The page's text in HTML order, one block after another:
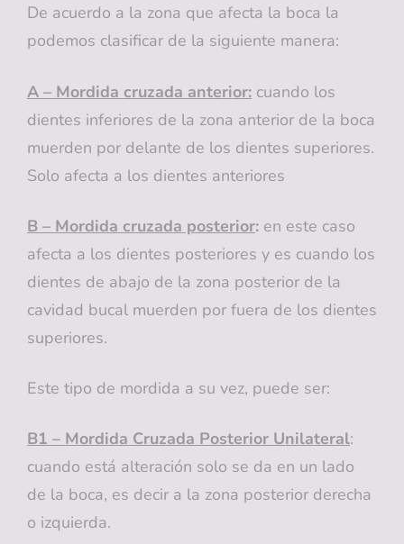
De acuerdo a la zona que afecta la boca la
podemos clasificar de la siguiente manera:
A – Mordida cruzada anterior: cuando los
dientes inferiores de la zona anterior de la boca
muerden por delante de los dientes superiores.
Solo afecta a los dientes anteriores
B – Mordida cruzada posterior: en este caso
afecta a los dientes posteriores y es cuando los
dientes de abajo de la zona posterior de la
cavidad bucal muerden por fuera de los dientes
superiores.
Este tipo de mordida a su vez, puede ser:
B1 – Mordida Cruzada Posterior Unilateral:
cuando está alteración solo se da en un lado
de la boca, es decir a la zona posterior derecha
o izquierda.